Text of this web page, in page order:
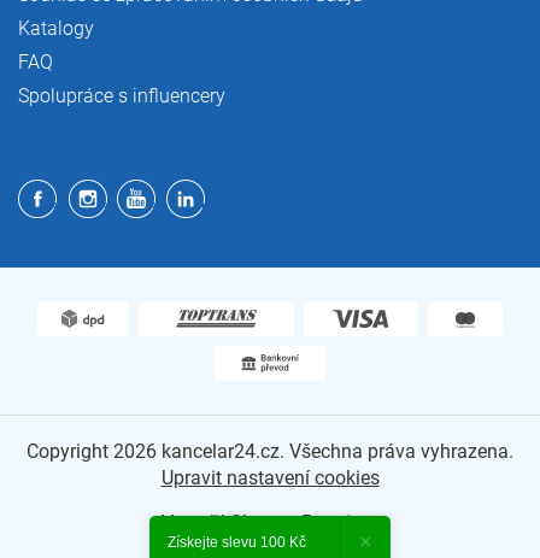
Katalogy
FAQ
Spolupráce s influencery
Vytvořil Shoptet Premium
Copyright 2026 kancelar24.cz. Všechna práva vyhrazena.
Upravit nastavení cookies
Získejte slevu 100 Kč ×